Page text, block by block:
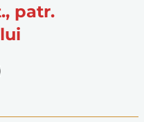
patr.